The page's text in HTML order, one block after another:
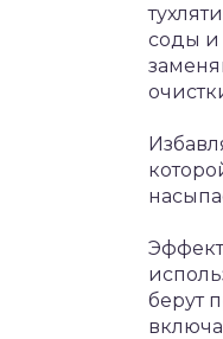
соды и
берут